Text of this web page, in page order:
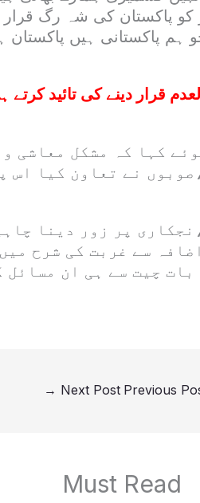
کو پاکستان کی شہ رگ قرار
پاکستانی ہیں پاکستان
قرار دینے کی تائید کرتے
کہا کہ مشکل معاشی و
نے تعاون کیا اس
پر زور دینا
سے غربت کی شرح
بات چیت سے ہی ان مسائل
Next Post
→
Must Read